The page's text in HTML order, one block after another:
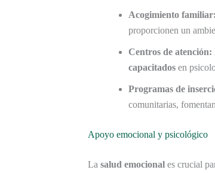
Acogimiento familiar:
proporcionen un
Centros de atención:
capacitados en
Programas de
comunitarias,
Apoyo emocional y psicológico
La salud emocional es crucial